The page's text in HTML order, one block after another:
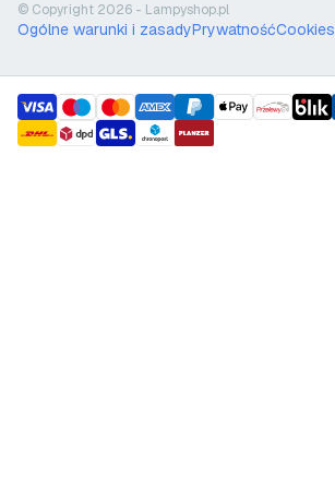
© Copyright 2026 - Lampyshop.pl
Ogólne warunki i zasadyPrywatnośćCookies
payment methods
shipment methods